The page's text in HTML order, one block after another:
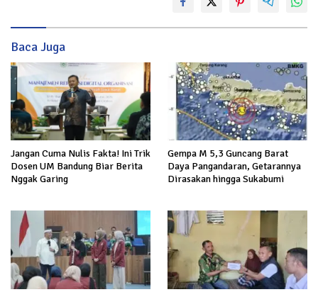
Baca Juga
Jangan Cuma Nulis Fakta! Ini Trik
Dosen UM Bandung Biar Berita
Nggak Garing
Gempa M 5,3 Guncang Barat
Daya Pangandaran, Getarannya
Dirasakan hingga Sukabumi